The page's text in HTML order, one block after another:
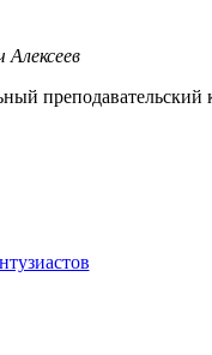
преподавательский